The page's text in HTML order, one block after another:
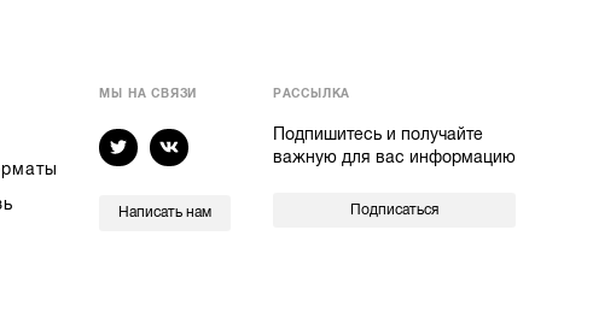
МЫ НА СВЯЗИ
Написать нам
РАССЫЛКА
Подпишитесь и получайте
важную для вас информацию
Подписаться